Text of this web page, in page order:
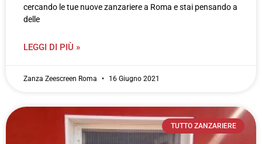
cercando le tue nuove zanzariere a Roma e stai pensando a
delle
LEGGI DI PIÙ »
Zanza Zeescreen Roma 16 Giugno 2021
TUTTO ZANZARIERE